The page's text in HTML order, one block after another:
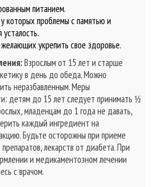
питанием.
которых проблемы с памятью и
усталость.
укрепить свое здоровье.
Взрослым от 15 лет и старше
в день до обеда. Можно
неразбавленным. Меры
детям до 15 лет следует принимать ½
младенцам до 1 года не давать,
каждый ингредиент на
Будьте осторожны при приеме
лекарств от диабета. При
и медикаментозном лечении
с врачом.